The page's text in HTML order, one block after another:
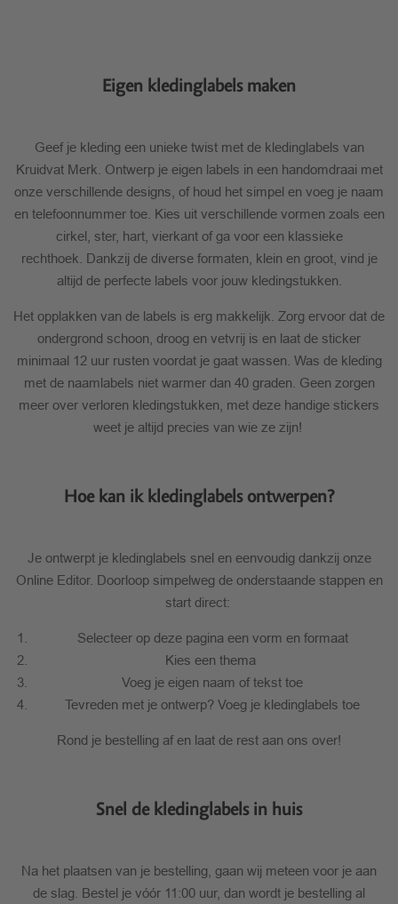
Eigen kledinglabels maken
Geef je kleding een unieke twist met de kledinglabels van
Kruidvat Merk. Ontwerp je eigen labels in een handomdraai met
onze verschillende designs, of houd het simpel en voeg je naam
en telefoonnummer toe. Kies uit verschillende vormen zoals een
cirkel, ster, hart, vierkant of ga voor een klassieke
rechthoek. Dankzij de diverse formaten, klein en groot, vind je
altijd de perfecte labels voor jouw kledingstukken.
Het opplakken van de labels is erg makkelijk. Zorg ervoor dat de
ondergrond schoon, droog en vetvrij is en laat de sticker
minimaal 12 uur rusten voordat je gaat wassen. Was de kleding
met de naamlabels niet warmer dan 40 graden. Geen zorgen
meer over verloren kledingstukken, met deze handige stickers
weet je altijd precies van wie ze zijn!
Hoe kan ik kledinglabels ontwerpen?
Je ontwerpt je kledinglabels snel en eenvoudig dankzij onze
Online Editor. Doorloop simpelweg de onderstaande stappen en
start direct:
Selecteer op deze pagina een vorm en formaat
Kies een thema
Voeg je eigen naam of tekst toe
Tevreden met je ontwerp? Voeg je kledinglabels toe
Rond je bestelling af en laat de rest aan ons over!
Snel de kledinglabels in huis
Na het plaatsen van je bestelling, gaan wij meteen voor je aan
de slag. Bestel je vóór 11:00 uur, dan wordt je bestelling al